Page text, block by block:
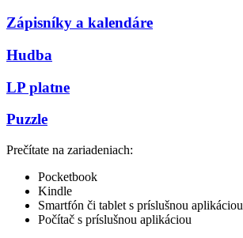
Zápisníky a kalendáre
Hudba
LP platne
Puzzle
Prečítate na zariadeniach:
Pocketbook
Kindle
Smartfón či tablet s príslušnou aplikáciou
Počítač s príslušnou aplikáciou